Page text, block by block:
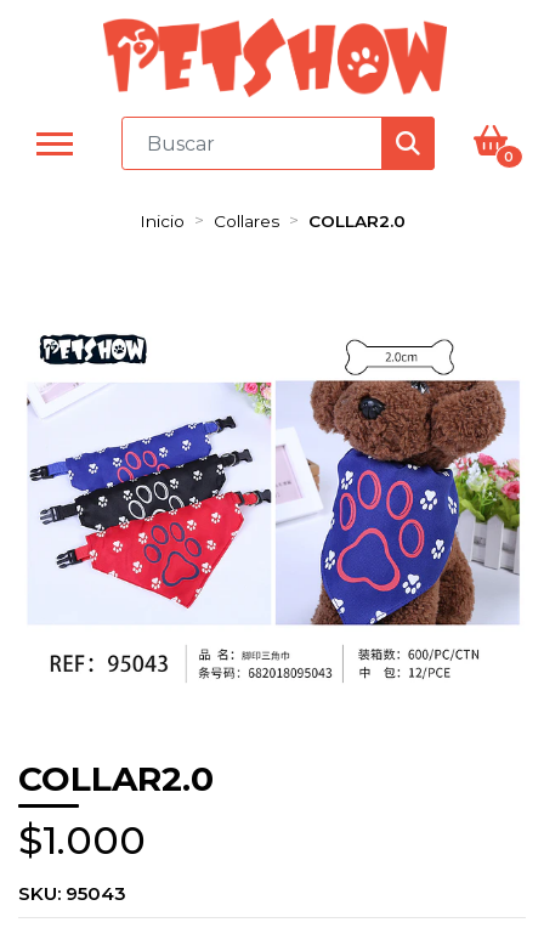
0
Inicio Collares COLLAR2.0
COLLAR2.0
$1.000
SKU: 95043